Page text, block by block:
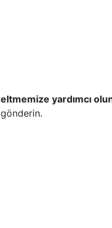
yardımcı